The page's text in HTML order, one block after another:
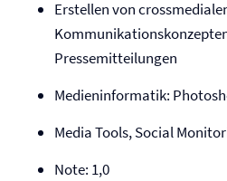
Erstellen von
Pressemitteilungen
Medieninformatik:
Media Tools, Social
Note: 1,0